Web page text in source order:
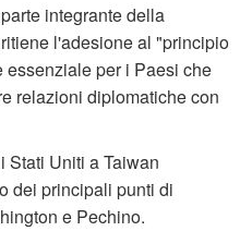
integrante della
l'adesione al "principio
per i Paesi che
relazioni diplomatiche con
Stati Uniti a Taiwan
dei principali punti di
e Pechino.